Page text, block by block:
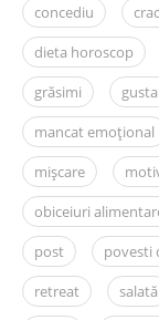
concediu
dieta horoscop
grăsimi
mancat emoțional
mișcare
obiceiuri
post
povesti
retreat
salată